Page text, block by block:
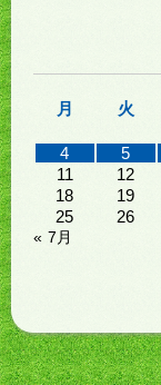
月 火
4
5
11
12
18
19
25
26
« 7月